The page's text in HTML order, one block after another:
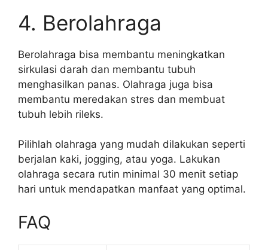
4. Berolahraga
Berolahraga bisa membantu meningkatkan
sirkulasi darah dan membantu tubuh
menghasilkan panas. Olahraga juga bisa
membantu meredakan stres dan membuat
tubuh lebih rileks.
Pilihlah olahraga yang mudah dilakukan seperti
berjalan kaki, jogging, atau yoga. Lakukan
olahraga secara rutin minimal 30 menit setiap
hari untuk mendapatkan manfaat yang optimal.
FAQ